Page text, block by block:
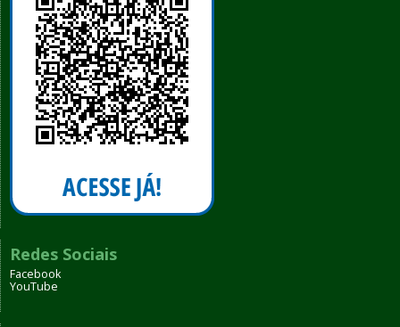
Redes Sociais
Facebook
YouTube